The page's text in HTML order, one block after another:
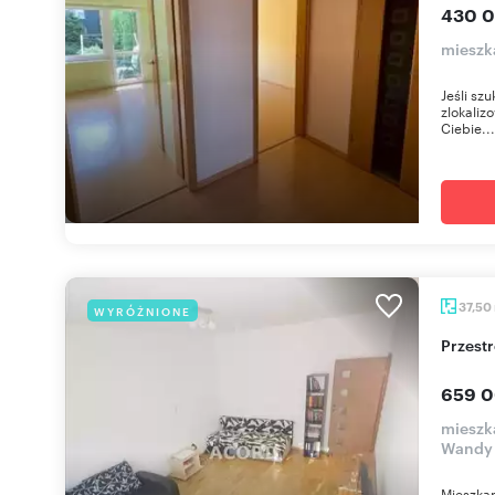
430
Jeśli
Ciebie...
WYRÓŻNIONE 37,50
659
Wandy